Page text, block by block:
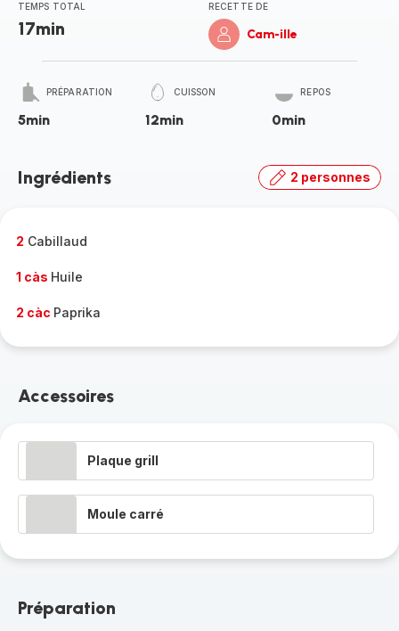
TEMPS TOTAL
17min
RECETTE DE
Cam-ille
PRÉPARATION
5min
CUISSON
12min
REPOS
0min
Ingrédients 2 personnes
2 Cabillaud
1 càs Huile
2 càc Paprika
Accessoires
Plaque grill
Moule carré
Préparation